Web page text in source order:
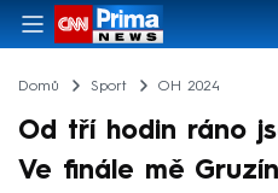
Domů Sport OH 2024
Od tří hodin ráno
Ve finále mě